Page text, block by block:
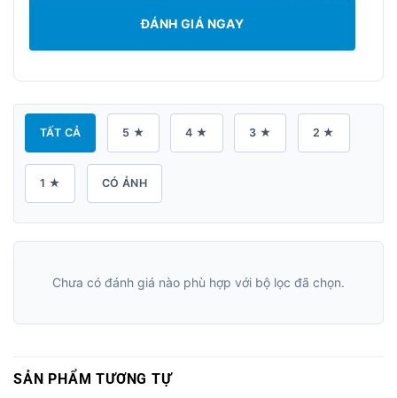
ĐÁNH GIÁ NGAY
TẤT CẢ 5 ★ 4 ★ 3 ★ 2 ★
1 ★ CÓ ẢNH
Chưa có đánh giá nào phù hợp với bộ lọc đã chọn.
SẢN PHẨM TƯƠNG TỰ